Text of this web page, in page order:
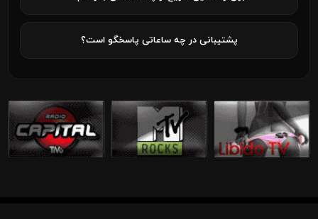
پشتیبانی در چه ساعاتی پاسخگو است؟